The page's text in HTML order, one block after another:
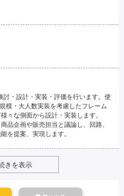
討・設計・実装・評価を行います。使
模・大人数実装を考慮したフレーム
々な側面から設計・実装します。
品企画や販売担当と議論し、回路、
を提案、実現します。
きを表示